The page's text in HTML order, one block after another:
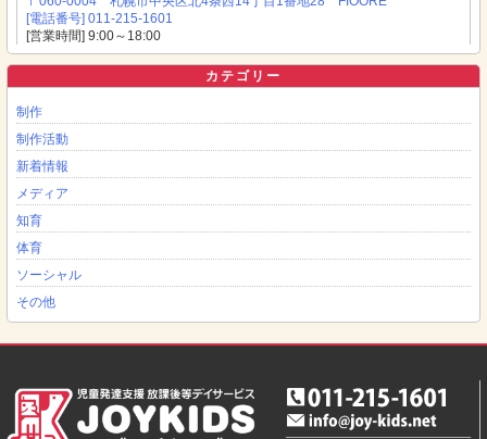
[電話番号] 011-215-1601
[営業時間] 9:00～18:00
カテゴリー
制作
制作活動
新着情報
メディア
知育
体育
ソーシャル
その他